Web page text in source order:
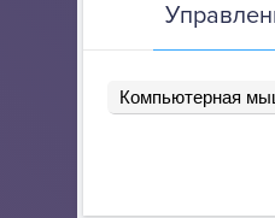
Компьютерная